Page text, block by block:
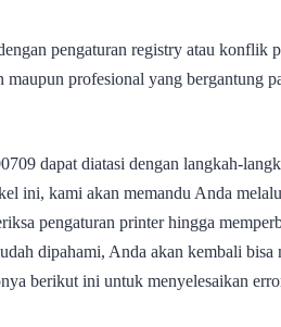
pengaturan registry atau konflik
maupun profesional yang bergantung
dapat diatasi dengan langkah-
ini, kami akan memandu Anda
pengaturan printer hingga
dipahami, Anda akan kembali
berikut ini untuk menyelesaikan